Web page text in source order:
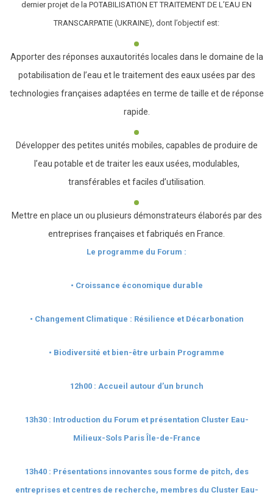
dernier projet de la POTABILISATION ET TRAITEMENT DE L’EAU EN
TRANSCARPATIE (UKRAINE), dont l’objectif est:
Apporter des réponses auxautorités locales dans le domaine de la
potabilisation de l’eau et le traitement des eaux usées par des
technologies françaises adaptées en terme de taille et de réponse
rapide.
Développer des petites unités mobiles, capables de produire de
l’eau potable et de traiter les eaux usées, modulables,
transférables et faciles d’utilisation.
Mettre en place un ou plusieurs démonstrateurs élaborés par des
entreprises françaises et fabriqués en France.
Le programme du Forum :
• Croissance économique durable
• Changement Climatique : Résilience et Décarbonation
• Biodiversité et bien-être urbain Programme
12h00 : Accueil autour d’un brunch
13h30 : Introduction du Forum et présentation Cluster Eau-
Milieux-Sols Paris Île-de-France
13h40 : Présentations innovantes sous forme de pitch, des
entreprises et centres de recherche, membres du Cluster Eau-